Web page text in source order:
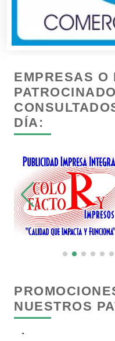
Cámaras de
Camiones para
Cancelería de
Carnicerías
Carpinterías
Centros
Centros de
EMPRESAS O
DÍA:
NUESTROS